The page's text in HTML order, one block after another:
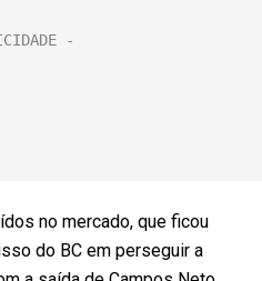
no mercado, que ficou
do BC em perseguir a